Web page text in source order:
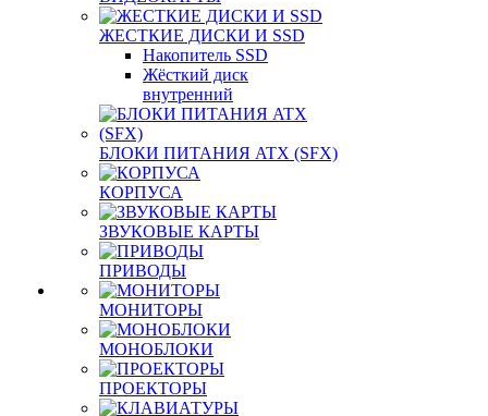
ЖЕСТКИЕ ДИСКИ И SSD
Накопитель SSD
Жёсткий диск
внутренний
БЛОКИ ПИТАНИЯ ATX (SFX)
КОРПУСА
ЗВУКОВЫЕ КАРТЫ
ПРИВОДЫ
МОНИТОРЫ
МОНОБЛОКИ
ПРОЕКТОРЫ